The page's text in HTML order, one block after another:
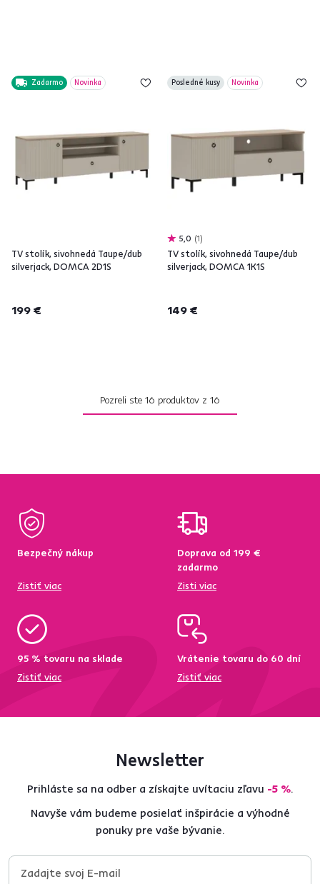
Zadarmo Novinka
TV stolík, sivohnedá Taupe/dub
silverjack, DOMCA 2D1S
199 €
Posledné kusy Novinka
5,0 1
TV stolík, sivohnedá Taupe/dub
silverjack, DOMCA 1K1S
149 €
Pozreli ste 16 produktov z 16
Bezpečný nákup
Zistiť viac
Doprava od 199 €
zadarmo
Zisti viac
95 % tovaru na sklade
Zistiť viac
Vrátenie tovaru do 60 dní
Zistiť viac
Newsletter
Prihláste sa na odber a získajte uvítaciu zľavu -5 %.
Navyše vám budeme posielať inšpirácie a výhodné
ponuky pre vaše bývanie.